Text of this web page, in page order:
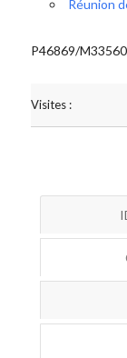
Réunion
P46869/
Visites :